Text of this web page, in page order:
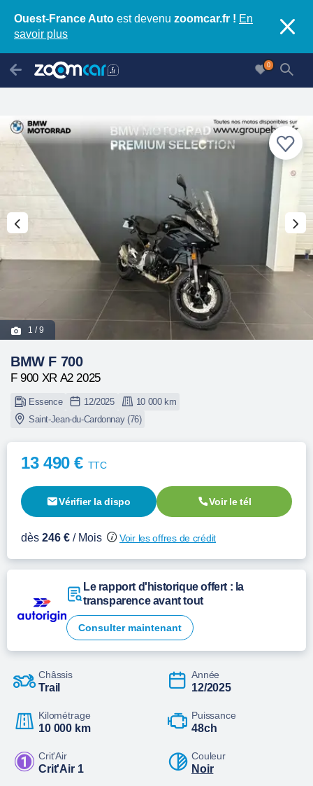
Ouest-France Auto est devenu zoomcar.fr ! En
savoir plus
0
1 / 9
BMW F 700
F 900 XR A2 2025
Essence 12/2025
10 000 km
Saint-Jean-du-Cardonnay (76)
13 490 € TTC
Vérifier la dispo Voir le tél
dès 246 € / Mois Voir les offres de crédit
Le rapport d'historique offert : la
transparence avant tout
Consulter maintenant
Châssis
Trail
Année
12/2025
Kilométrage
10 000 km
Puissance
48ch
Crit'Air
Crit'Air 1
Couleur
Noir